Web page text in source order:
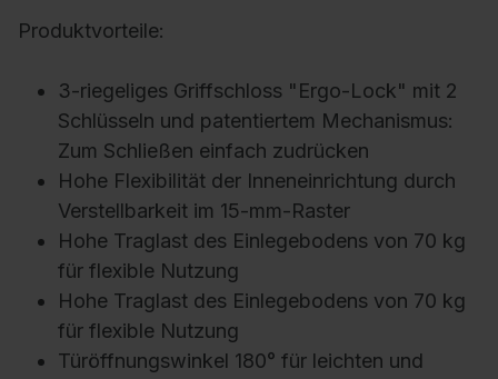
Produktvorteile:
3-riegeliges Griffschloss "Ergo-Lock" mit 2
Schlüsseln und patentiertem Mechanismus:
Zum Schließen einfach zudrücken
Hohe Flexibilität der Inneneinrichtung durch
Verstellbarkeit im 15-mm-Raster
Hohe Traglast des Einlegebodens von 70 kg
für flexible Nutzung
Hohe Traglast des Einlegebodens von 70 kg
für flexible Nutzung
Türöffnungswinkel 180° für leichten und